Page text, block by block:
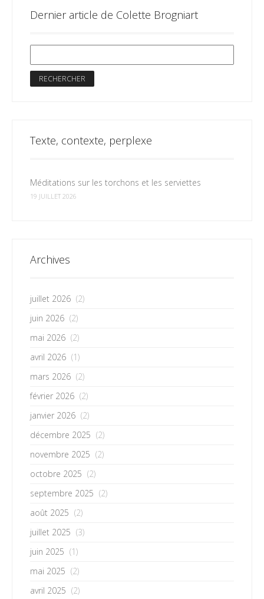
Dernier article de Colette Brogniart
Texte, contexte, perplexe
Méditations sur les torchons et les serviettes
19 JUILLET 2026
Archives
juillet 2026 (2)
juin 2026 (2)
mai 2026 (2)
avril 2026 (1)
mars 2026 (2)
février 2026 (2)
janvier 2026 (2)
décembre 2025 (2)
novembre 2025 (2)
octobre 2025 (2)
septembre 2025 (2)
août 2025 (2)
juillet 2025 (3)
juin 2025 (1)
mai 2025 (2)
avril 2025 (2)